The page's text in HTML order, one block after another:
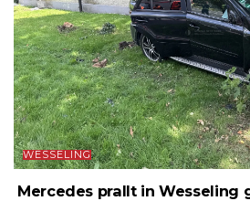
WESSELING
Mercedes prallt in Wesseling